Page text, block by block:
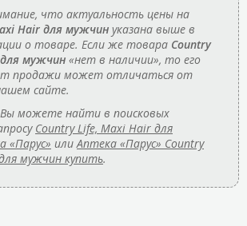
что актуальность цены на
Hair для мужчин указана выше в
о товаре. Если же товара Country
мужчин «нет в наличии», то его
продажи может отличаться от
сайте.
можете найти в поисковых
Country Life, Maxi Hair для
«Парус» илиАптека «Парус» Country
мужчин купить.